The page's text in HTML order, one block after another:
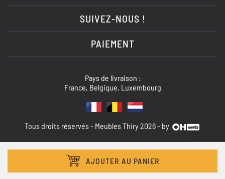
AJOUTER AU PANIER
SUIVEZ-NOUS !
PAIEMENT
Pays de livraison :
France, Belgique, Luxembourg
Tous droits réservés - Meubles Thiry 2026 - by